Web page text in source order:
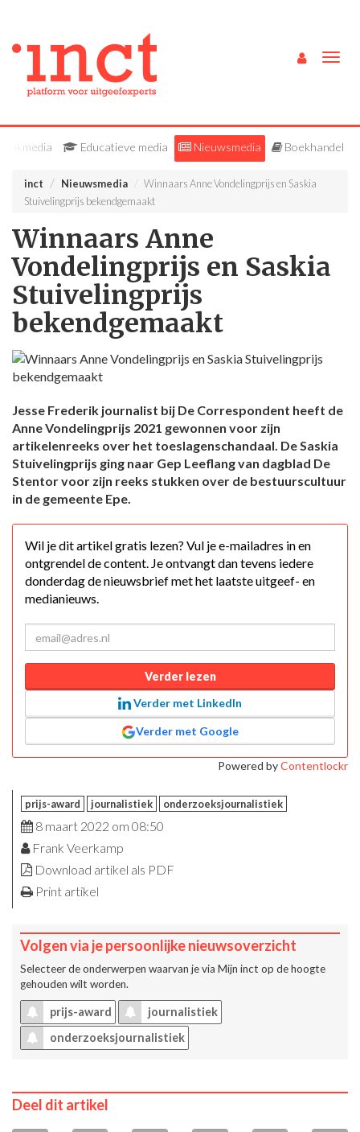
Vakmedia Educatieve media Nieuwsmedia Boekhandel
inct Nieuwsmedia
Winnaars Anne Vondelingprijs en Saskia
Stuivelingprijs bekendgemaakt
Winnaars Anne
Vondelingprijs en Saskia
Stuivelingprijs
bekendgemaakt
Jesse Frederik journalist bij De Correspondent heeft de
Anne Vondelingprijs 2021 gewonnen voor zijn
artikelenreeks over het toeslagenschandaal. De Saskia
Stuivelingprijs ging naar Gep Leeflang van dagblad De
Stentor voor zijn reeks stukken over de bestuurscultuur
in de gemeente Epe.
Wil je dit artikel gratis lezen? Vul je e-mailadres in en
ontgrendel de content. Je ontvangt dan tevens iedere
donderdag de nieuwsbrief met het laatste uitgeef- en
medianieuws.
Verder lezen
Verder met LinkedIn
Verder met Google
Powered byContentlockr
prijs-award journalistiek onderzoeksjournalistiek
8 maart 2022 om 08:50
Frank Veerkamp
Download artikel als PDF
Print artikel
Volgen via je persoonlijke nieuwsoverzicht
Selecteer de onderwerpen waarvan je via Mijn inct op de hoogte
gehouden wilt worden.
prijs-award
journalistiek
onderzoeksjournalistiek
Deel dit artikel